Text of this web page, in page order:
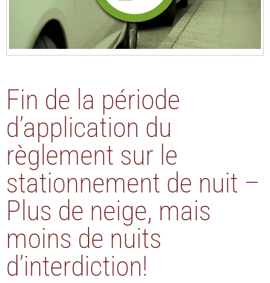
Fin de la période
d’application du
règlement sur le
stationnement de nuit –
Plus de neige, mais
moins de nuits
d’interdiction!